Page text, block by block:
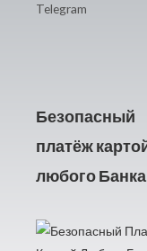
Telegram
Безопасный
платёж
любого